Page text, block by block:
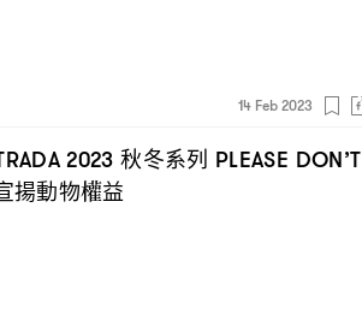
14 Feb 2023
2023秋冬系列 PLEASE DON’T
揚動物權益